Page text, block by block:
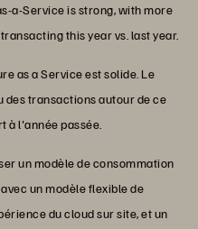
a-Service is strong, with more
this year vs. last year.
as a Service est solide. Le
transactions autour de ce
à l'année passée.
un modèle de consommation
un modèle flexible de
du cloud sur site, et un